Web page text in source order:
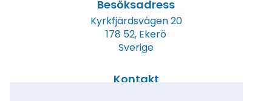
Besöksadress
Kyrkfjärdsvägen 20
178 52, Ekerö
Sverige
Kontakt